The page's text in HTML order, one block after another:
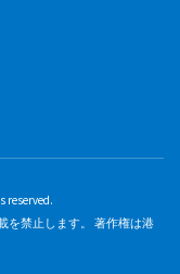
reserved.
を禁止します。 著作権は港